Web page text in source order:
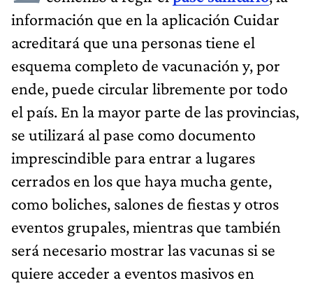
información que en la aplicación Cuidar
acreditará que una personas tiene el
esquema completo de vacunación y, por
ende, puede circular libremente por todo
el país. En la mayor parte de las provincias,
se utilizará al pase como documento
imprescindible para entrar a lugares
cerrados en los que haya mucha gente,
como boliches, salones de fiestas y otros
eventos grupales, mientras que también
será necesario mostrar las vacunas si se
quiere acceder a eventos masivos en